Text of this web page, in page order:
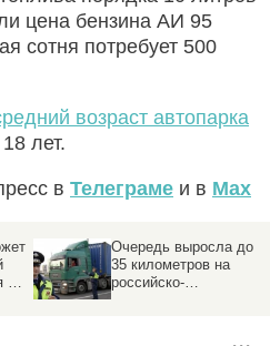
цена бензина АИ 95
сотня потребует 500
возраст автопарка
лет.
в Телеграме и в Max
Очередь выросла до
35 километров на
российско-